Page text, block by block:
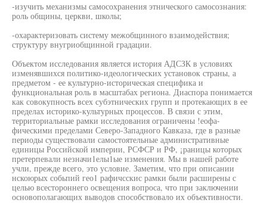
-изучить механизмы самосохранения этнического самосознания:
роль общины, церкви, школы;
-охарактеризовать систему межобщинного взаимодействия;
структуру внугриобщинной градации.
Объектом исследования является история АДСЗК в условиях
изменявшихся политико-идеологических установок страны, а
предметом - ее культурно-историческая специфика и
функциональная роль в масштабах региона. Диаспора понимается
как совокупность всех субэтнических групп и протекающих в ее
пределах историко-культурных процессов. В связи с этим,
территориальные рамки исследования ограничены !еофа-
фическими пределами Северо-Западного Кавказа, где в разные
периоды существовали самостоятельные административные
единицы Российской империи, РСФСР и РФ, ¡раницы которых
претерпевали незначи1елы1ые изменения. Мы в нашей работе
учли, прежде всего, это условие. Заметим, что при описании
нскоюрых собьпий гео1 рафичсскис рамки были расширены с
целью всестороннего освещения вопроса, что при заключении
основополагающих выводов способствовало их объективности.